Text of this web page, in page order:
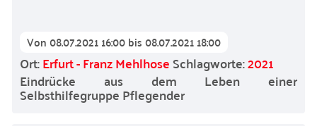
Von08.07.2021 16:00bis08.07.2021 18:00
Ort:Erfurt - Franz MehlhoseSchlagworte:2021
Eindrücke aus dem Leben einer
Selbsthilfegruppe Pflegender